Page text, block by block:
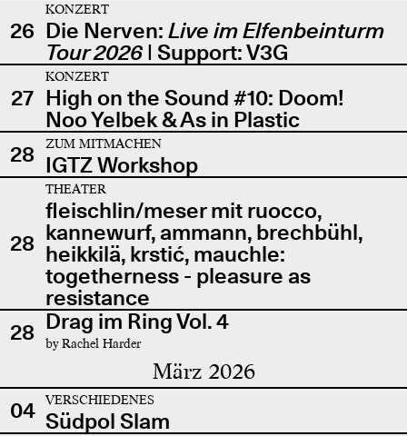
26
KONZERT
Die Nerven: Live im Elfenbeinturm
Tour 2026| Support: V3G
27
KONZERT
High on the Sound #10: Doom!
Noo Yelbek & As in Plastic
28
ZUM MITMACHEN
IGTZ Workshop
28
THEATER
fleischlin/meser mit ruocco,
kannewurf, ammann, brechbühl,
heikkilä, krstić, mauchle:
togetherness - pleasure as
resistance
28 Drag im Ring Vol. 4
by Rachel Harder
März 2026
04 VERSCHIEDENES
Südpol Slam